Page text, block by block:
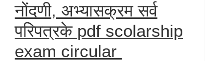
नोंदणी, अभ्यासक्रम सर्व
परिपत्रके pdf scolarship
exam circular